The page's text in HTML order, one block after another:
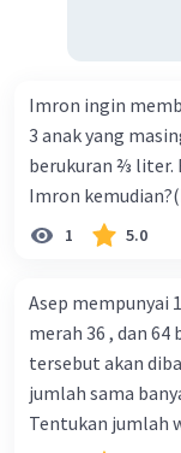
Imron ingin
3 anak yang
berukuran ⅔ liter.
Imron
1 5.0
Asep mempunyai
merah 36 , dan
tersebut akan
jumlah sama
Tentukan jumlah